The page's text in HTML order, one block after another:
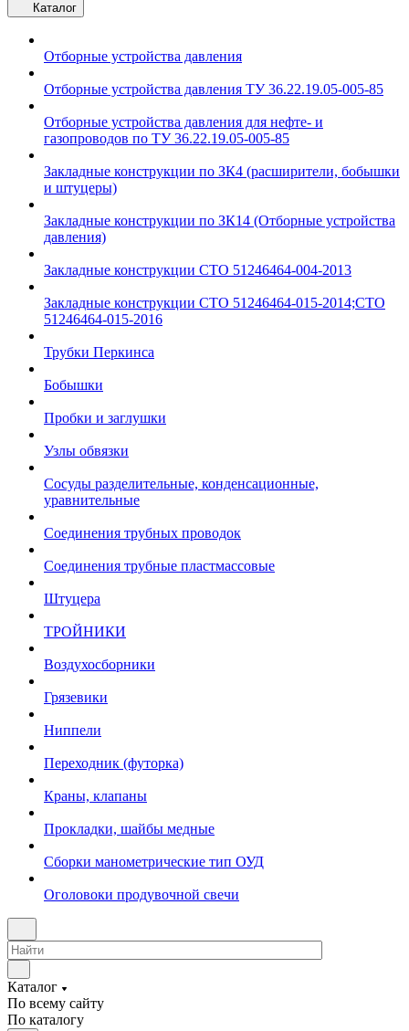
Каталог
Отборные устройства давления
Отборные устройства давления ТУ 36.22.19.05-005-85
Отборные устройства давления для нефте- и
газопроводов по ТУ 36.22.19.05-005-85
Закладные конструкции по ЗК4 (расширители, бобышки
и штуцеры)
Закладные конструкции по ЗК14 (Отборные устройства
давления)
Закладные конструкции СТО 51246464-004-2013
Закладные конструкции СТО 51246464-015-2014;СТО
51246464-015-2016
Трубки Перкинса
Бобышки
Пробки и заглушки
Узлы обвязки
Сосуды разделительные, конденсационные,
уравнительные
Соединения трубных проводок
Соединения трубные пластмассовые
Штуцера
ТРОЙНИКИ
Воздухосборники
Грязевики
Ниппели
Переходник (футорка)
Краны, клапаны
Прокладки, шайбы медные
Сборки манометрические тип ОУД
Оголовоки продувочной свечи
Каталог
По всему сайту
По каталогу